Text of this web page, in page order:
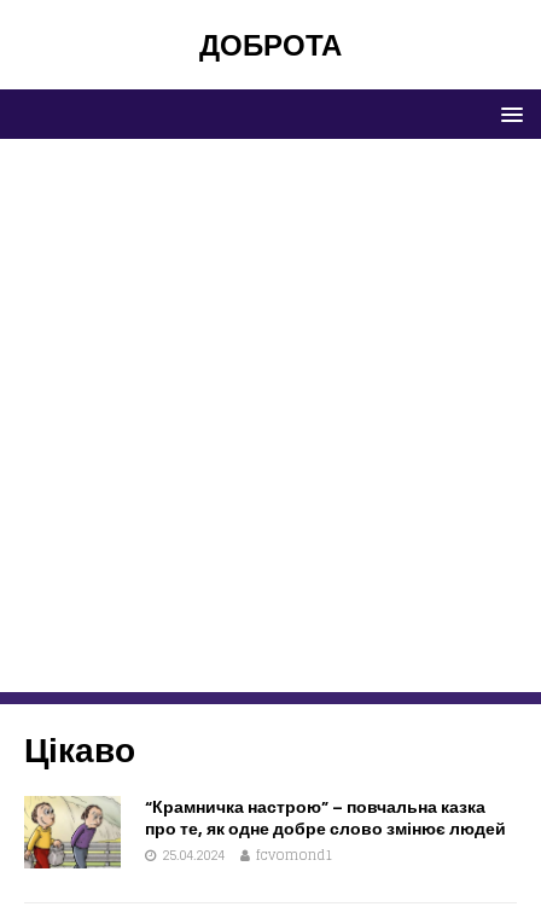
ДОБРОТА
Цікаво
“Крамничка настрою” – повчальна казка
про те, як одне добре слово змінює людей
25.04.2024 fcvomond1